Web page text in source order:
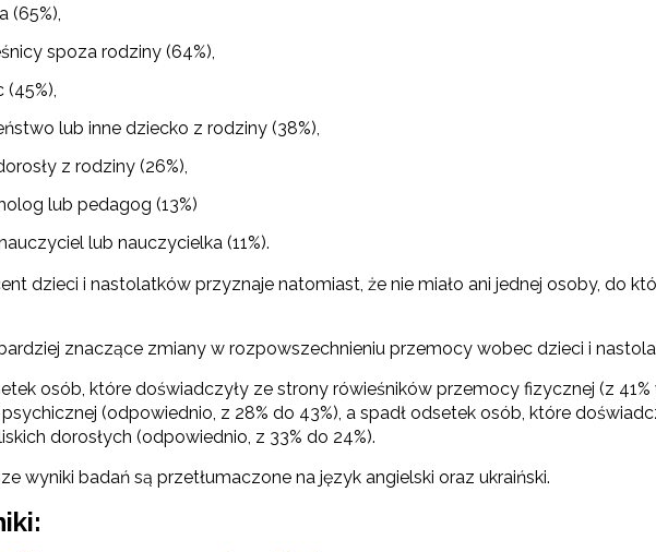
(65%),
spoza rodziny (64%),
(45%),
lub inne dziecko z rodziny (38%),
z rodziny (26%),
lub pedagog (13%)
lub nauczycielka (11%).
dzieci i nastolatków przyznaje natomiast, że nie miało ani jednej osoby, do
znaczące zmiany w rozpowszechnieniu przemocy wobec dzieci i
osób, które doświadczyły ze strony rówieśników przemocy fizycznej (z 41%
(odpowiednio, z 28% do 43%), a spadł odsetek osób, które
dorosłych (odpowiednio, z 33% do 24%).
wyniki badań są przetłumaczone na język angielski oraz ukraiński.
ORE
się i bądź na bieżąco z najnowszymi informacjami
marketingowych.
się